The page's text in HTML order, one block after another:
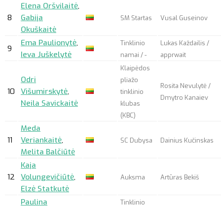
8
Elena Oršvilaitė,
Gabija
Okuškaitė
SM Startas Vusal Guseinov
9
Ema Paulionytė,
Ieva Juškelytė
Tinklinio
namai / -
Lukas Každailis /
apprwait
10
Odri
Višumirskytė,
Neila Savickaitė
Klaipėdos
pliažo
tinklinio
klubas
(KBC)
Rosita Nevulytė /
Dmytro Kanaiev
11
Meda
Veriankaitė,
Melita Balčiūtė
SC Dubysa Dainius Kučinskas
12
Kaja
Volungevičiūtė,
Elzė Statkutė
Auksma Artūras Bekiš
Paulina
Tinklinio